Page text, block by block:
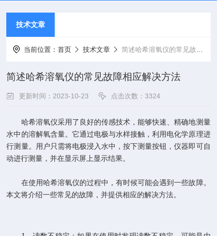
技术文章
当前位置：首页 技术文章 简述哈希溶氧仪的常见故障相应解决方法
简述哈希溶氧仪的常见故障相应解决方法
更新时间：2023-10-23 点击次数：3324
哈希溶氧仪采用了良好的传感技术，能够快速、精确地测量
水中的溶解氧含量。它通过电极与水样接触，利用电化学原理进
行测量。用户只需将电极浸入水中，按下测量按钮，仪器即可自
动进行测量，并在显示屏上显示结果。
在使用哈希溶氧仪的过程中，有时候可能会遇到一些故障。
本文将介绍一些常见的故障，并提供相应的解决方法。